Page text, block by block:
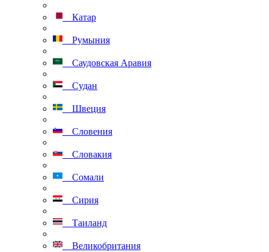
Катар
Румыния
Саудовская Аравия
Судан
Швеция
Словения
Словакия
Сомали
Сирия
Таиланд
Великобритания